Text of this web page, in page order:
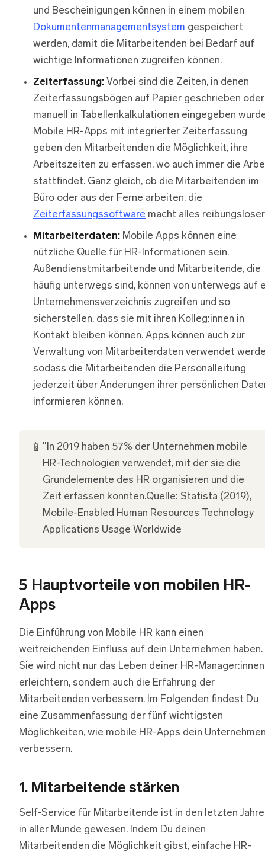
und Bescheinigungen können in einem mobilen
Dokumentenmanagementsystem gespeichert
werden, damit die Mitarbeitenden bei Bedarf auf
wichtige Informationen zugreifen können.
Zeiterfassung: Vorbei sind die Zeiten, in denen
Zeiterfassungsbögen auf Papier geschrieben oder
manuell in Tabellenkalkulationen eingegeben
Mobile HR-Apps mit integrierter Zeiterfassung
geben den Mitarbeitenden die Möglichkeit, ihre
Arbeitszeiten zu erfassen, wo auch immer die
stattfindet. Ganz gleich, ob die Mitarbeitenden im
Büro oder aus der Ferne arbeiten, die
Zeiterfassungssoftware macht alles
Mitarbeiterdaten: Mobile Apps können eine
nützliche Quelle für HR-Informationen sein.
Außendienstmitarbeitende und Mitarbeitende, die
häufig unterwegs sind, können von unterwegs auf
Unternehmensverzeichnis zugreifen und so
sicherstellen, dass sie mit ihren Kolleg:innen in
Kontakt bleiben können. Apps können auch zur
Verwaltung von Mitarbeiterdaten verwendet
sodass die Mitarbeitenden die Personalleitung
jederzeit über Änderungen ihrer persönlichen
informieren können.
📱 "In 2019 haben 57% der Unternehmen mobile
HR-Technologien verwendet, mit der sie die
Grundelemente des HR organisieren und die
Zeit erfassen konnten.Quelle: Statista (2019),
Mobile-Enabled Human Resources Technology
Applications Usage Worldwide
5 Hauptvorteile von mobilen HR-
Apps
Die Einführung von Mobile HR kann einen
weitreichenden Einfluss auf dein Unternehmen haben.
Sie wird nicht nur das Leben deiner HR-Manager:innen
erleichtern, sondern auch die Erfahrung der
Mitarbeitenden verbessern. Im Folgenden findest Du
eine Zusammenfassung der fünf wichtigsten
Möglichkeiten, wie mobile HR-Apps dein
verbessern.
1. Mitarbeitende stärken
Self-Service für Mitarbeitende ist in den letzten
in aller Munde gewesen. Indem Du deinen
Mitarbeitenden die Möglichkeit gibst, einfache HR-